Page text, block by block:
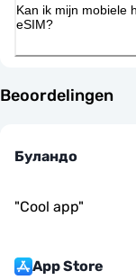
Kan ik mijn mobiele
eSIM?
Beoordelingen
Буландо
"Cool app"
App Store